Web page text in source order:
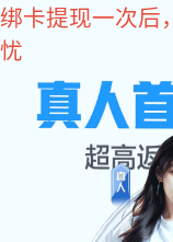
亿万28